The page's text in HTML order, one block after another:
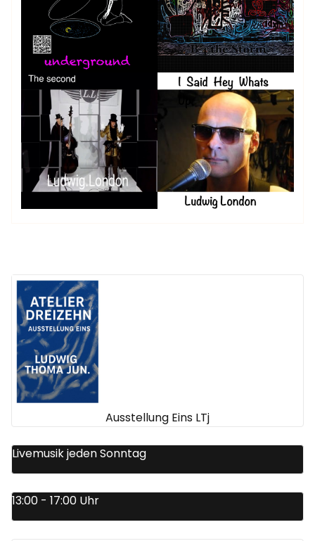
Ausstellung Eins LTj
Livemusik jeden Sonntag
13:00 - 17:00 Uhr